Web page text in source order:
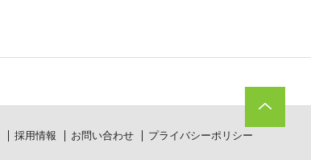
採用情報 お問い合わせ
プライバシーポリシー